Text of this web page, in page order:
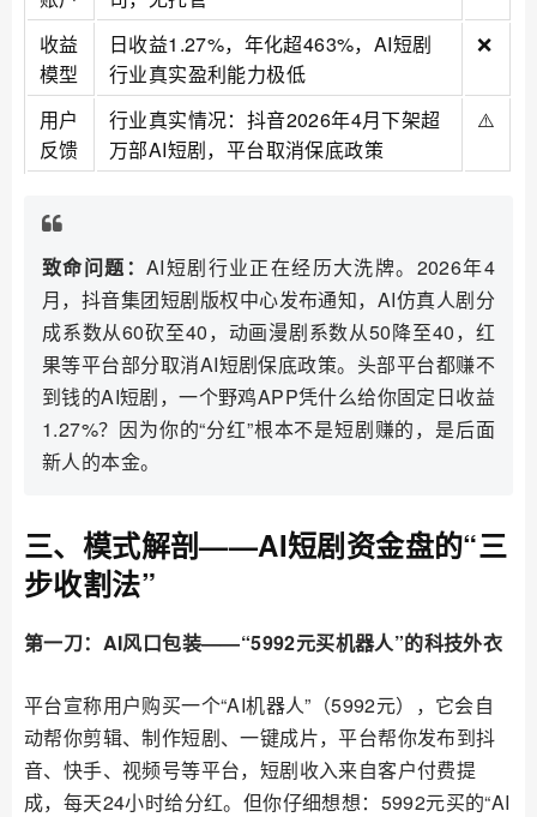
收益
模型
日收益1.27%，年化超463%，AI短剧
行业真实盈利能力极低
❌
用户
反馈
行业真实情况：抖音2026年4月下架超
万部AI短剧，平台取消保底政策
⚠️
致命问题： AI短剧行业正在经历大洗牌。2026年4
月，抖音集团短剧版权中心发布通知，AI仿真人剧分
成系数从60砍至40，动画漫剧系数从50降至40，红
果等平台部分取消AI短剧保底政策。头部平台都赚不
到钱的AI短剧，一个野鸡APP凭什么给你固定日收益
1.27%？因为你的“分红”根本不是短剧赚的，是后面
新人的本金。
三、模式解剖——AI短剧资金盘的“三
步收割法”
第一刀：AI风口包装——“5992元买机器人”的科技外衣
平台宣称用户购买一个“AI机器人”（5992元），它会自
动帮你剪辑、制作短剧、一键成片，平台帮你发布到抖
音、快手、视频号等平台，短剧收入来自客户付费提
成，每天24小时给分红。但你仔细想想：5992元买的“AI